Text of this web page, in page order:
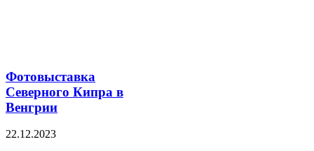
Фотовыставка
Северного Кипра в
Венгрии
22.12.2023